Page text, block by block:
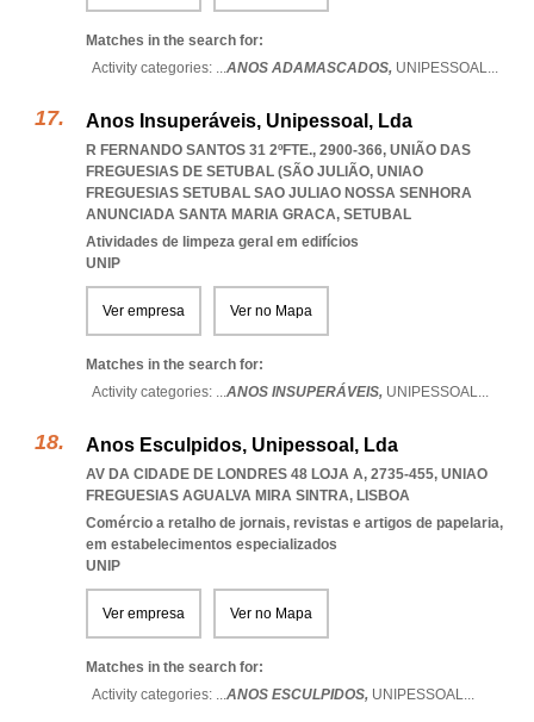
Matches in the search for:
Activity categories: ...ANOS ADAMASCADOS, UNIPESSOAL...
Anos Insuperáveis, Unipessoal, Lda
R FERNANDO SANTOS 31 2ºFTE., 2900-366, UNIÃO DAS
FREGUESIAS DE SETUBAL (SÃO JULIÃO, UNIAO
FREGUESIAS SETUBAL SAO JULIAO NOSSA SENHORA
ANUNCIADA SANTA MARIA GRACA, SETUBAL
Atividades de limpeza geral em edifícios
UNIP
Ver empresa Ver no Mapa
Matches in the search for:
Activity categories: ...ANOS INSUPERÁVEIS, UNIPESSOAL...
Anos Esculpidos, Unipessoal, Lda
AV DA CIDADE DE LONDRES 48 LOJA A, 2735-455, UNIAO
FREGUESIAS AGUALVA MIRA SINTRA, LISBOA
Comércio a retalho de jornais, revistas e artigos de papelaria,
em estabelecimentos especializados
UNIP
Ver empresa Ver no Mapa
Matches in the search for:
Activity categories: ...ANOS ESCULPIDOS, UNIPESSOAL...